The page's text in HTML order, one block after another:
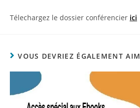
Télechargez le dossier conférencier ici
VOUS DEVRIEZ ÉGALEMENT